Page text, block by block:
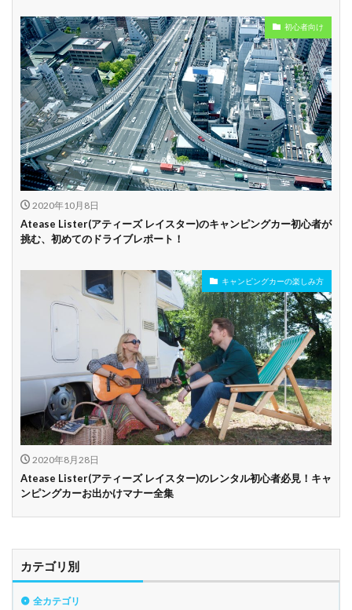
初心者向け
2020年10月8日
Atease Lister(アティーズ レイスター)のキャンピングカー初心者が
挑む、初めてのドライブレポート！
キャンピングカーの楽しみ方
2020年8月28日
Atease Lister(アティーズ レイスター)のレンタル初心者必見！キャ
ンピングカーお出かけマナー全集
カテゴリ別
全カテゴリ